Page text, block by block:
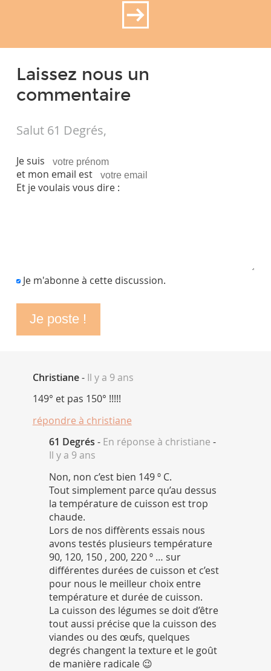
Laissez nous un
commentaire
Salut 61 Degrés,
Je suis
et mon email est
Et je voulais vous dire :
Je m'abonne à cette discussion.
Christiane- Il y a 9 ans
149° et pas 150° !!!!!
répondre à christiane
61 Degrés - En réponse à christiane -
Il y a 9 ans
Non, non c’est bien 149 º C.
Tout simplement parce qu’au dessus
la température de cuisson est trop
chaude.
Lors de nos diffèrents essais nous
avons testés plusieurs température
90, 120, 150 , 200, 220 º … sur
différentes durées de cuisson et c’est
pour nous le meilleur choix entre
température et durée de cuisson.
La cuisson des légumes se doit d’être
tout aussi précise que la cuisson des
viandes ou des œufs, quelques
degrés changent la texture et le goût
de manière radicale 😉